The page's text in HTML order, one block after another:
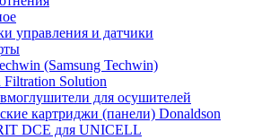
управления и датчики
(Samsung Techwin)
Filtration Solution
для осушителей
картриджи (панели) Donaldson
DCE для UNICELL